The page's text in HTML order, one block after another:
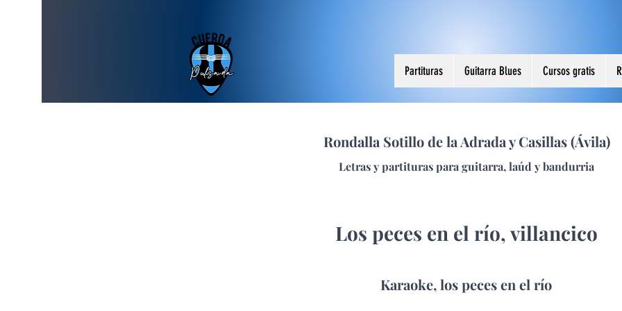
Partituras Guitarra Blues Cursos gratis
Rondalla Sotillo de la Adrada y Casillas (Ávila)
Letras y partituras para guitarra, laúd y bandurria
Los peces en el río, villancico
Karaoke, los peces en el río